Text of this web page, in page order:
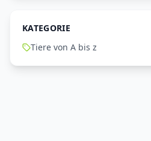
KATEGORIE
Tiere von A bis z